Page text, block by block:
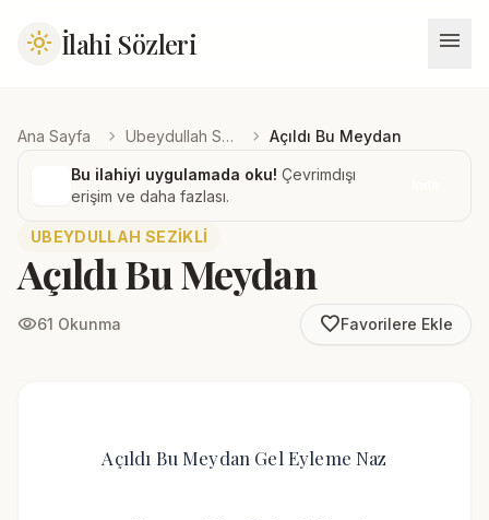
light_mode İlahi Sözleri menu
Ana Sayfa chevron_right Ubeydullah Sezikli chevron_right Açıldı Bu Meydan
Bu ilahiyi uygulamada oku! Çevrimdışı
erişim ve daha fazlası.
UBEYDULLAH SEZIKLI
Açıldı Bu Meydan
visibility61 Okunma favorite_borderFavorilere Ekle
Açıldı Bu Meydan Gel Eyleme Naz